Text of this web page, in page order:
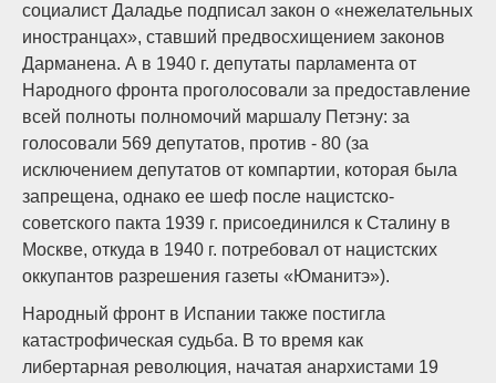
социалист Даладье подписал закон о «нежелательных
иностранцах», ставший предвосхищением законов
Дарманена. А в 1940 г. депутаты парламента от
Народного фронта проголосовали за предоставление
всей полноты полномочий маршалу Петэну: за
голосовали 569 депутатов, против ­- 80 (за
исключением депутатов от компартии, которая была
запрещена, однако ее шеф после нацистско-
советского пакта 1939 г. присоединился к Сталину в
Москве, откуда в 1940 г. потребовал от нацистских
оккупантов разрешения газеты «Юманитэ»).
Народный фронт в Испании также постигла
катастрофическая судьба. В то время как
либертарная революция, начатая анархистами 19